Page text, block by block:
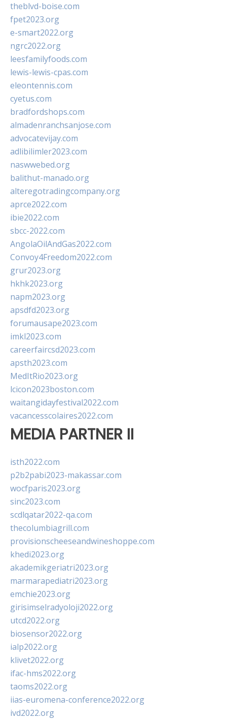
theblvd-boise.com
fpet2023.org
e-smart2022.org
ngrc2022.org
leesfamilyfoods.com
lewis-lewis-cpas.com
eleontennis.com
cyetus.com
bradfordshops.com
almadenranchsanjose.com
advocatevijay.com
adlibilimler2023.com
naswwebed.org
balithut-manado.org
alteregotradingcompany.org
aprce2022.com
ibie2022.com
sbcc-2022.com
AngolaOilAndGas2022.com
Convoy4Freedom2022.com
grur2023.org
hkhk2023.org
napm2023.org
apsdfd2023.org
forumausape2023.com
imkl2023.com
careerfaircsd2023.com
apsth2023.com
MedItRio2023.org
lcicon2023boston.com
waitangidayfestival2022.com
vacancesscolaires2022.com
MEDIA PARTNER II
isth2022.com
p2b2pabi2023-makassar.com
wocfparis2023.org
sinc2023.com
scdlqatar2022-qa.com
thecolumbiagrill.com
provisionscheeseandwineshoppe.com
khedi2023.org
akademikgeriatri2023.org
marmarapediatri2023.org
emchie2023.org
girisimselradyoloji2022.org
utcd2022.org
biosensor2022.org
ialp2022.org
klivet2022.org
ifac-hms2022.org
taoms2022.org
iias-euromena-conference2022.org
ivd2022.org